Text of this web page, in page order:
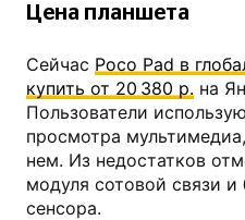
Цена планшета
Сейчас Poco Pad в
купить от 20 380 р. на
Пользователи
просмотра
нем. Из недостатков
модуля сотовой связи и
сенсора.